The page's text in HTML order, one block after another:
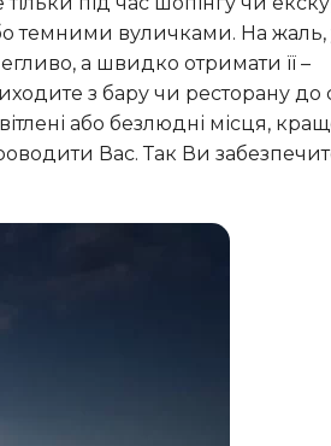
темними вуличками. На жаль,
а швидко отримати її –
з бару чи ресторану до
або безлюдні місця,
Вас. Так Ви